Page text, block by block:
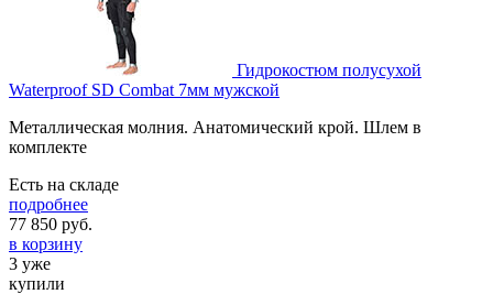
Гидрокостюм полусухой
Waterproof SD Combat 7мм мужской
Металлическая молния. Анатомический крой. Шлем в
комплекте
Есть на складе
подробнее
77 850 руб.
в корзину
3 уже
купили